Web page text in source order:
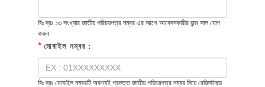
বিঃ দ্রঃ ১৩ সংখ্যার জাতীয় পরিচয়পত্র নম্বর এর আগে আবেদনকারীর জন্ম সাল যোগ
করুন
* মোবাইল নম্বর :
বিঃ দ্রঃ মোবাইল নম্বরটি অবশ্যই প্রদত্ত জাতীয় পরিচয়পত্র নম্বর দিয়ে রেজিস্টারড